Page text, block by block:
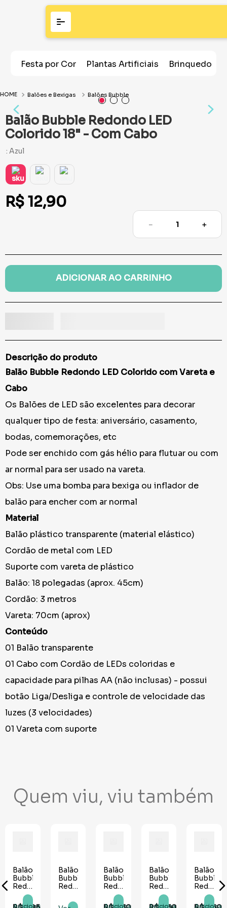
Festa por Cor Plantas Artificiais Brinquedos
Balões e Bexigas Balões Bubble
Balão Bubble Redondo LED
Colorido 18" - Com Cabo
: Azul
R$ 12,90
＋
－
ADICIONAR AO CARRINHO
Descrição do produto
Balão Bubble Redondo LED Colorido com Vareta e
Cabo
Os Balões de LED são excelentes para decorar
qualquer tipo de festa: aniversário, casamento,
bodas, comemorações, etc
Pode ser enchido com gás hélio para flutuar ou com
ar normal para ser usado na vareta.
Obs: Use uma bomba para bexiga ou inflador de
balão para encher com ar normal
Material
Balão plástico transparente (material elástico)
Cordão de metal com LED
Suporte com vareta de plástico
Balão: 18 polegadas (aprox. 45cm)
Cordão: 3 metros
Vareta: 70cm (aprox)
Conteúdo
01 Balão transparente
01 Cabo com Cordão de LEDs coloridas e
capacidade para pilhas AA (não inclusas) - possui
botão Liga/Desliga e controle de velocidade das
luzes (3 velocidades)
01 Vareta com suporte
Quem viu, viu também
Balão
Bubble
Redondo
10,4"
Adicionar
Balão
Bubble
Redondo
Colorido
Balão
Bubble
Redondo
Adicionar
Balão
Bubble
Redondo
com
Confete
Adicionar
Balão
Bubble
com
Confete
Adicionar